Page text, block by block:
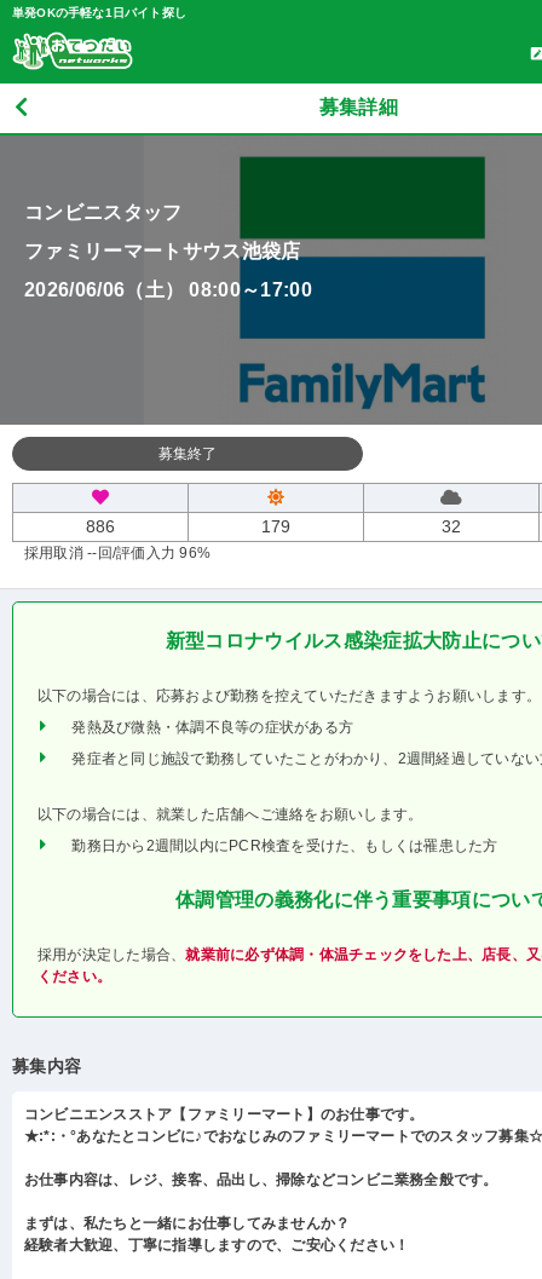
単発OKの手軽な1日バイト探し
募集詳細
コンビニスタッフ
ファミリーマートサウス池袋店
2026/06/06（土） 08:00～17:00
募集終了
886 179 32
採用取消 --回/評価入力 96%
新型コロナウイルス感染症拡大防止につ
以下の場合には、応募および勤務を控えていただきますようお願いします。
発熱及び微熱・体調不良等の症状がある方
発症者と同じ施設で勤務していたことがわかり、2週間経過していな
以下の場合には、就業した店舗へご連絡をお願いします。
勤務日から2週間以内にPCR検査を受けた、もしくは罹患した方
体調管理の義務化に伴う重要事項につい
採用が決定した場合、就業前に必ず体調・体温チェックをした上、店長、
ください。
募集内容
コンビニエンスストア【ファミリーマート】のお仕事です。
★:*:・°あなたとコンビに♪でおなじみのファミリーマートでのスタッフ募集
お仕事内容は、レジ、接客、品出し、掃除などコンビニ業務全般です。
まずは、私たちと一緒にお仕事してみませんか？
経験者大歓迎、丁寧に指導しますので、ご安心ください！